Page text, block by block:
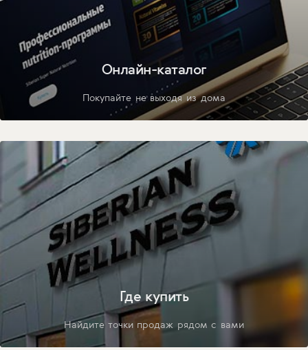
Онлайн-каталог
Покупайте не выходя из дома
Где купить
Найдите точки продаж рядом с вами